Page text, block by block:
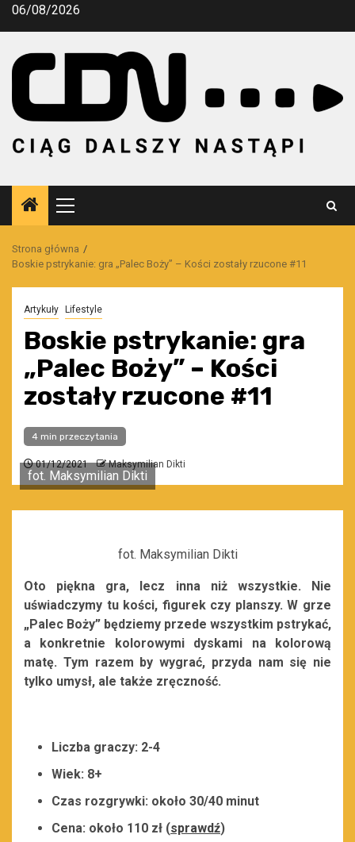
Przejdź
06/08/2026
Menu
główne
Strona główna
Boskie pstrykanie: gra „Palec Boży” – Kości zostały rzucone #11
Artykuły Lifestyle
Boskie pstrykanie: gra
„Palec Boży” – Kości
zostały rzucone #11
4 min przeczytania
01/12/2021 Maksymilian Dikti
fot. Maksymilian Dikti
fot. Maksymilian Dikti
Oto piękna gra, lecz inna niż wszystkie. Nie
uświadczymy tu kości, figurek czy planszy. W grze
„Palec Boży” będziemy przede wszystkim pstrykać,
a konkretnie kolorowymi dyskami na kolorową
matę. Tym razem by wygrać, przyda nam się nie
tylko umysł, ale także zręczność.
Liczba graczy: 2-4
Wiek: 8+
Czas rozgrywki: około 30/40 minut
Cena: około 110 zł (sprawdź)